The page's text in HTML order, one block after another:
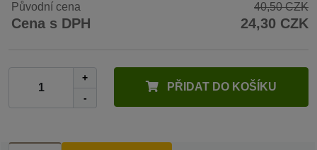
Původní cena 40,50 CZK
Cena s DPH 24,30 CZK
+
-
PŘIDAT DO KOŠÍKU